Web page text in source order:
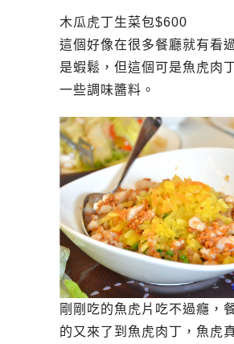
木瓜虎丁生菜包$600
這個好像在很多餐廳就有看
是蝦鬆，但這個可是魚虎肉
一些調味醬料。
剛剛吃的魚虎片吃不過癮，
的又來了到魚虎肉丁，魚虎